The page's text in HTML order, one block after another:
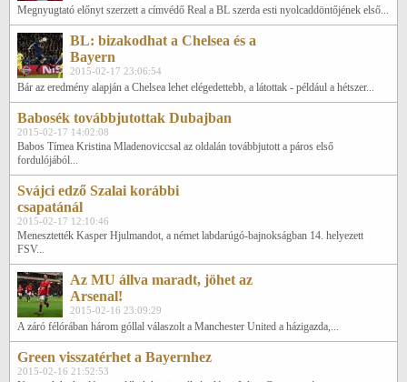
Megnyugtató előnyt szerzett a címvédő Real a BL szerda esti nyolcaddöntőjének első...
BL: bizakodhat a Chelsea és a
Bayern
2015-02-17 23:06:54
Bár az eredmény alapján a Chelsea lehet elégedettebb, a látottak - például a hétszer...
Babosék továbbjutottak Dubajban
2015-02-17 14:02:08
Babos Tímea Kristina Mladenoviccsal az oldalán továbbjutott a páros első
fordulójából...
Svájci edző Szalai korábbi
csapatánál
2015-02-17 12:10:46
Menesztették Kasper Hjulmandot, a német labdarúgó-bajnokságban 14. helyezett
FSV...
Az MU állva maradt, jöhet az
Arsenal!
2015-02-16 23:09:29
A záró félórában három góllal válaszolt a Manchester United a házigazda,...
Green visszatérhet a Bayernhez
2015-02-16 21:52:53